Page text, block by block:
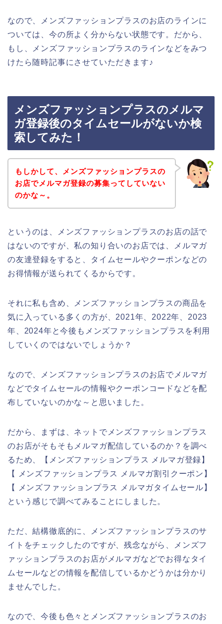
なので、メンズファッションプラスのお店のラインに
ついては、今の所よく分からない状態です。だから、
もし、メンズファッションプラスのラインなどをみつ
けたら随時記事にさせていただきます♪
メンズファッションプラスのメルマ
ガ登録後のタイムセールがないか検
索してみた！
もしかして、メンズファッションプラスの
お店でメルマガ登録の募集ってしていない
のかな～。
というのは、メンズファッションプラスのお店の話で
はないのですが、私の知り合いのお店では、メルマガ
の友達登録をすると、タイムセールやクーポンなどの
お得情報が送られてくるからです。
それに私も含め、メンズファッションプラスの商品を
気に入っている多くの方が、2021年、2022年、2023
年、2024年と今後もメンズファッションプラスを利用
していくのではないでしょうか？
なので、メンズファッションプラスのお店でメルマガ
などでタイムセールの情報やクーポンコードなどを配
布していないのかな～と思いました。
だから、まずは、ネットでメンズファッションプラス
のお店がそもそもメルマガ配信しているのか？を調べ
るため、【メンズファッションプラス メルマガ登録】
【 メンズファッションプラス メルマガ割引クーポン】
【 メンズファッションプラス メルマガタイムセール】
という感じで調べてみることにしました。
ただ、結構徹底的に、メンズファッションプラスのサ
イトをチェックしたのですが、残念ながら、メンズフ
ァッションプラスのお店がメルマガなどでお得なタイ
ムセールなどの情報を配信しているかどうかは分かり
ませんでした。
なので、今後も色々とメンズファッションプラスのお